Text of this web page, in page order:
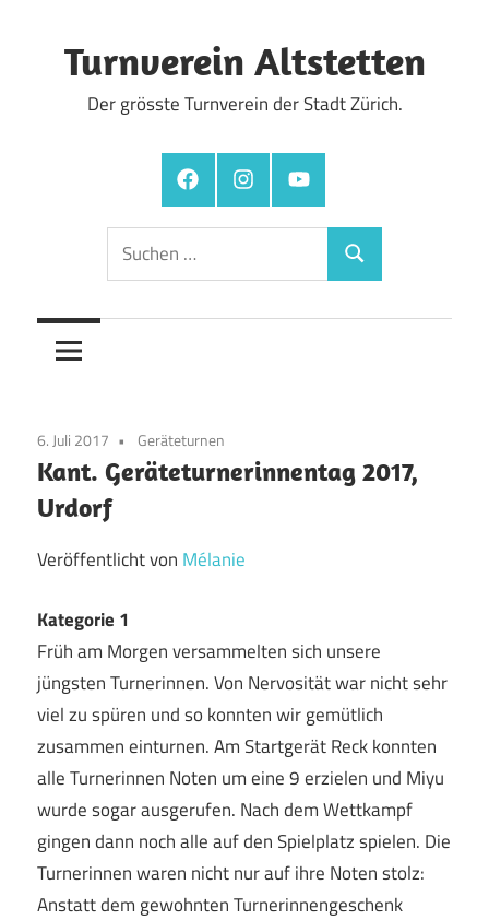
Inhalt
springen
Turnverein Altstetten
Der grösste Turnverein der Stadt Zürich.
FacebookInstagramYouTube
Suchen
nach:
Suchen
6. Juli 2017 Geräteturnen
Kant. Geräteturnerinnentag 2017,
Urdorf
Veröffentlicht von Mélanie
Kategorie 1
Früh am Morgen versammelten sich unsere
jüngsten Turnerinnen. Von Nervosität war nicht sehr
viel zu spüren und so konnten wir gemütlich
zusammen einturnen. Am Startgerät Reck konnten
alle Turnerinnen Noten um eine 9 erzielen und Miyu
wurde sogar ausgerufen. Nach dem Wettkampf
gingen dann noch alle auf den Spielplatz spielen. Die
Turnerinnen waren nicht nur auf ihre Noten stolz:
Anstatt dem gewohnten Turnerinnengeschenk